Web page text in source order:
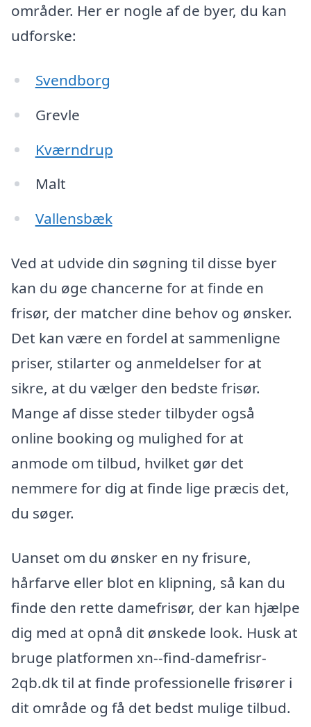
områder. Her er nogle af de byer, du kan
udforske:
Svendborg
Grevle
Kværndrup
Malt
Vallensbæk
Ved at udvide din søgning til disse byer
kan du øge chancerne for at finde en
frisør, der matcher dine behov og ønsker.
Det kan være en fordel at sammenligne
priser, stilarter og anmeldelser for at
sikre, at du vælger den bedste frisør.
Mange af disse steder tilbyder også
online booking og mulighed for at
anmode om tilbud, hvilket gør det
nemmere for dig at finde lige præcis det,
du søger.
Uanset om du ønsker en ny frisure,
hårfarve eller blot en klipning, så kan du
finde den rette damefrisør, der kan hjælpe
dig med at opnå dit ønskede look. Husk at
bruge platformen xn--find-damefrisr-
2qb.dk til at finde professionelle frisører i
dit område og få det bedst mulige tilbud.